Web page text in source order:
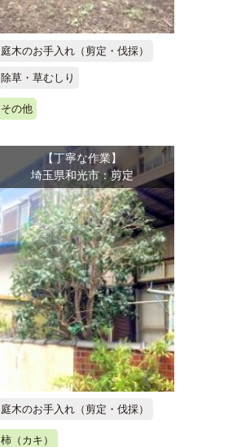
庭木のお手入れ（剪定・伐採）
除草・草むしり
その他
【丁寧な作業】
埼玉県和光市：剪定
庭木のお手入れ（剪定・伐採）
柿（カキ）